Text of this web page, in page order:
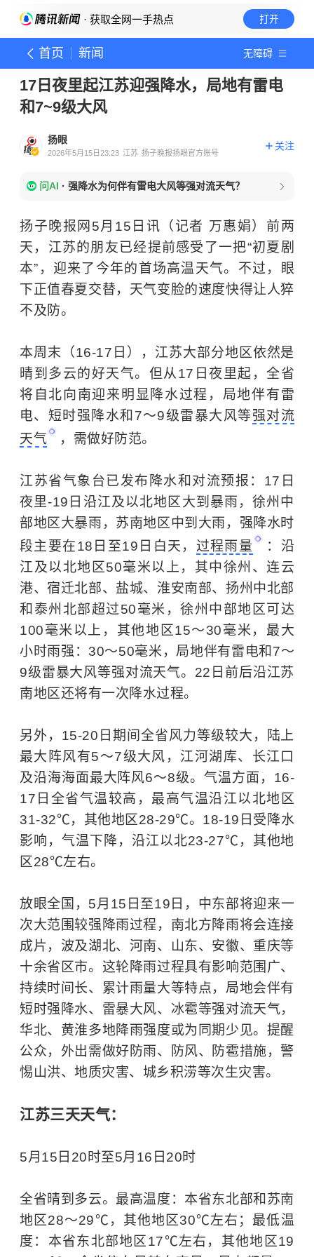
· 获取全网一手热点 打开
首页 新闻 无障碍
17日夜里起江苏迎强降水，局地有雷电
和7~9级大风
扬眼
2026年5月15日23:23 江苏 扬子晚报扬眼官方账号
关注
问AI · 强降水为何伴有雷电大风等强对流天气？
扬子晚报网5月15日讯（记者 万惠娟）前两
天，江苏的朋友已经提前感受了一把“初夏剧
本”，迎来了今年的首场高温天气。不过，眼
下正值春夏交替，天气变脸的速度快得让人猝
不及防。
本周末（16-17日），江苏大部分地区依然是
晴到多云的好天气。但从17日夜里起，全省
将自北向南迎来明显降水过程，局地伴有雷
电、短时强降水和7～9级雷暴大风等强对流
天气
，需做好防范。
江苏省气象台已发布降水和对流预报：17日
夜里-19日沿江及以北地区大到暴雨，徐州中
部地区大暴雨，苏南地区中到大雨，强降水时
段主要在18日至19日白天， 过程雨量
：沿
江及以北地区50毫米以上，其中徐州、连云
港、宿迁北部、盐城、淮安南部、扬州中北部
和泰州北部超过50毫米，徐州中部地区可达
100毫米以上，其他地区15～30毫米，最大
小时雨强：30～50毫米，局地伴有雷电和7～
9级雷暴大风等强对流天气。22日前后沿江苏
南地区还将有一次降水过程。
另外，15-20日期间全省风力等级较大，陆上
最大阵风有5～7级大风，江河湖库、长江口
及沿海海面最大阵风6～8级。气温方面，16-
17日全省气温较高，最高气温沿江以北地区
31-32℃，其他地区28-29℃。18-19日受降水
影响，气温下降，沿江以北23-27℃，其他地
区28℃左右。
放眼全国，5月15日至19日，中东部将迎来一
次大范围较强降雨过程，南北方降雨将会连接
成片，波及湖北、河南、山东、安徽、重庆等
十余省区市。这轮降雨过程具有影响范围广、
持续时间长、累计雨量大等特点，局地会伴有
短时强降水、雷暴大风、冰雹等强对流天气，
华北、黄淮多地降雨强度或为同期少见。提醒
公众，外出需做好防雨、防风、防雹措施，警
惕山洪、地质灾害、城乡积涝等次生灾害。
江苏三天天气：
5月15日20时至5月16日20时
全省晴到多云。最高温度：本省东北部和苏南
地区28～29℃，其他地区30℃左右；最低温
度：本省东北部地区17℃左右，其他地区19